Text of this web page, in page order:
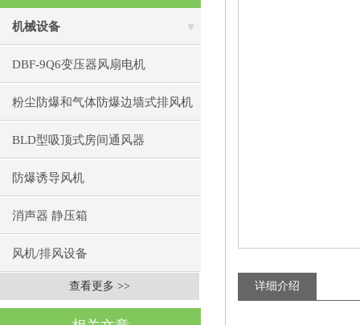
机械设备
DBF-9Q6变压器风扇电机
粉尘防爆和气体防爆边墙式排风机
BLD型吸顶式房间通风器
防爆诱导风机
消声器 静压箱
风机/排风设备
查看更多 >> 详细介绍